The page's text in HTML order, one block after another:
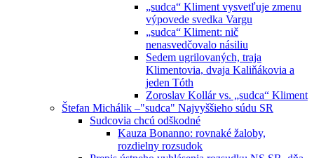
„sudca“ Kliment vysvetľuje zmenu
výpovede svedka Vargu
„sudca“ Kliment: nič
nenasvedčovalo násiliu
Sedem ugrilovaných, traja
Klimentovia, dvaja Kaliňákovia a
jeden Tóth
Zoroslav Kollár vs. „sudca“ Kliment
Štefan Michálik –"sudca" Najvyššieho súdu SR
Sudcovia chcú odškodné
Kauza Bonanno: rovnaké žaloby,
rozdielny rozsudok